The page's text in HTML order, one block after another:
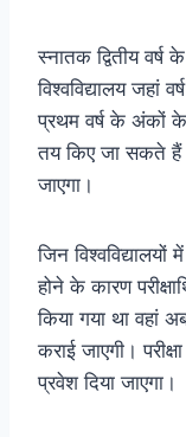
स्नातक द्वितीय
विश्वविद्यालय जहां
प्रथम वर्ष के अंकों के
तय किए जा सकते हैं
जाएगा।
जिन
होने के कारण
किया गया था वहां अब
कराई जाएगी।
प्रवेश दिया जाएगा।